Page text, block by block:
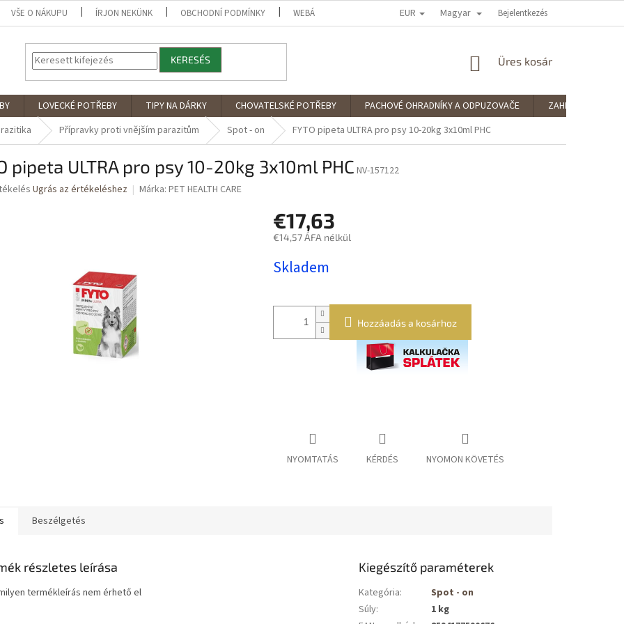
VŠE O NÁKUPU ÍRJON NEKÜNK OBCHODNÍ PODMÍNKY WEBÁRUHÁZ ÉRTÉKELÉSE PODMÍNKY OCHRANY OSOBNÍCH ÚDAJŮ
EUR Magyar Bejelentkezés
KERESÉS KOSÁR
Üres kosár
LOVECKÉ POTŘEBY TIPY NA DÁRKY CHOVATELSKÉ POTŘEBY PACHOVÉ OHRADNÍKY A ODPUZOVAČE
ZAHRADNÍ
Přípravky proti vnějším parazitům Spot - on FYTO pipeta ULTRA pro psy 10-20kg 3x10ml PHC
pipeta ULTRA pro psy 10-20kg 3x10ml PHC NV-157122
Ugrás az értékeléshez Márka: PET HEALTH CARE
€17,63
€14,57 ÁFA nélkül
Skladem
Hozzáadás a kosárhoz
NYOMTATÁS KÉRDÉS NYOMON KÖVETÉS
Beszélgetés
részletes leírása
termékleírás nem érhető el
Kiegészítő paraméterek
Kategória:
Spot - on
Súly:
1 kg